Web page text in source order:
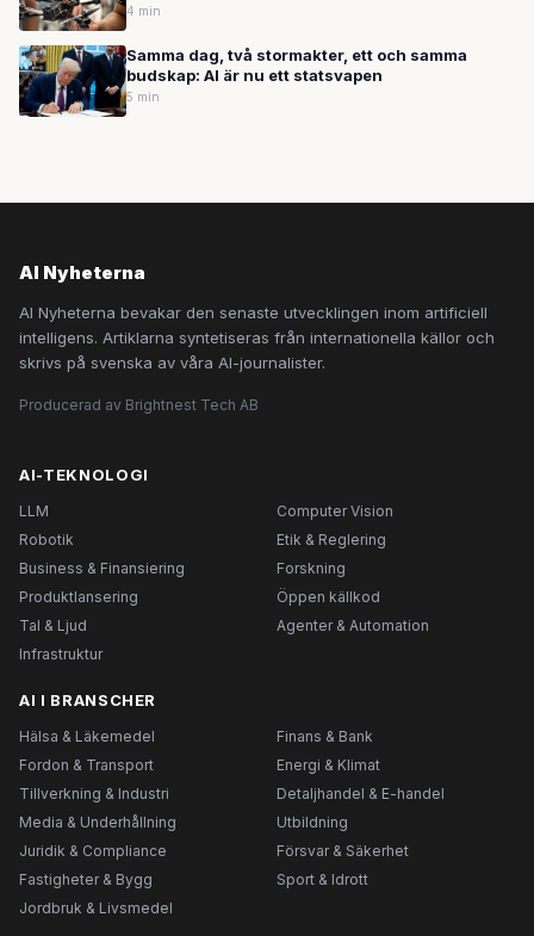
4 min
Samma dag, två stormakter, ett och samma
budskap: AI är nu ett statsvapen
5 min
AI Nyheterna
AI Nyheterna bevakar den senaste utvecklingen inom artificiell
intelligens. Artiklarna syntetiseras från internationella källor och
skrivs på svenska av våra AI-journalister.
Producerad av Brightnest Tech AB
AI-TEKNOLOGI
LLM
Computer Vision
Robotik
Etik & Reglering
Business & Finansiering
Forskning
Produktlansering
Öppen källkod
Tal & Ljud
Agenter & Automation
Infrastruktur
AI I BRANSCHER
Hälsa & Läkemedel
Finans & Bank
Fordon & Transport
Energi & Klimat
Tillverkning & Industri
Detaljhandel & E-handel
Media & Underhållning
Utbildning
Juridik & Compliance
Försvar & Säkerhet
Fastigheter & Bygg
Sport & Idrott
Jordbruk & Livsmedel